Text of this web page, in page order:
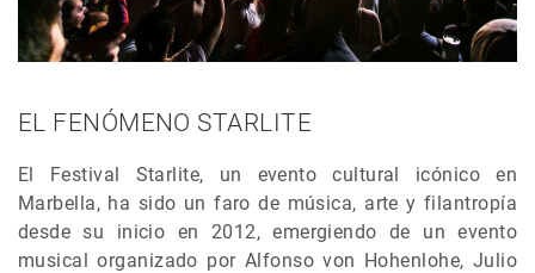
EL FENÓMENO STARLITE
El Festival Starlite, un evento cultural icónico en
Marbella, ha sido un faro de música, arte y filantropía
desde su inicio en 2012, emergiendo de un evento
musical organizado por Alfonso von Hohenlohe, Julio